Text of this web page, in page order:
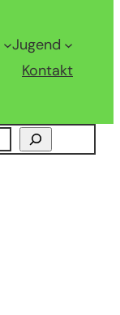
Jugend
Kontakt